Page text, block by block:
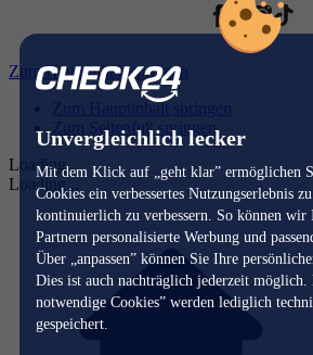
Unvergleichlich lecker
Mit dem Klick auf „geht klar” ermöglichen
Cookies ein verbessertes Nutzungserlebnis
kontinuierlich zu verbessern. So können wir
Partnern personalisierte Werbung und
Über „anpassen” können Sie Ihre
Dies ist auch nachträglich jederzeit
notwendige Cookies” werden lediglich
gespeichert.
Zum Hauptinhalt springen
Zum Hauptinhalt springen
Zum Seitenfuß springen
Loading...
Loading...